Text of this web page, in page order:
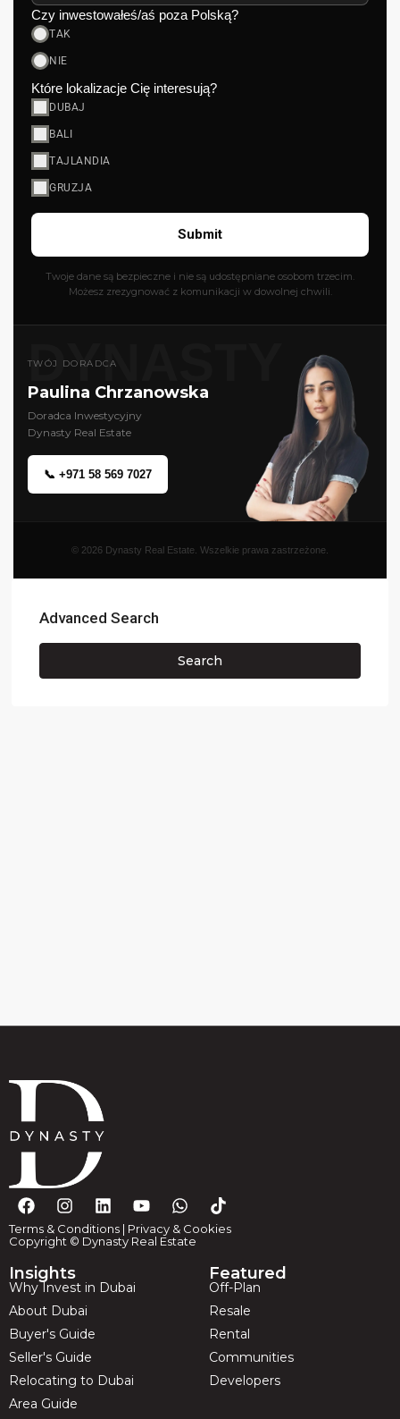
Czy inwestowałeś/aś poza Polską?
TAK
NIE
Które lokalizacje Cię interesują?
DUBAJ
BALI
TAJLANDIA
GRUZJA
Submit
Twoje dane są bezpieczne i nie są udostępniane osobom trzecim.
Możesz zrezygnować z komunikacji w dowolnej chwili.
DYNASTY
TWÓJ DORADCA
Paulina Chrzanowska
Doradca Inwestycyjny
Dynasty Real Estate
📞 +971 58 569 7027
© 2026 Dynasty Real Estate. Wszelkie prawa zastrzeżone.
Advanced Search
Search
Terms & Conditions | Privacy & Cookies
Copyright © Dynasty Real Estate
Insights
Why Invest in Dubai
About Dubai
Buyer's Guide
Seller's Guide
Relocating to Dubai
Area Guide
Featured
Off-Plan
Resale
Rental
Communities
Developers